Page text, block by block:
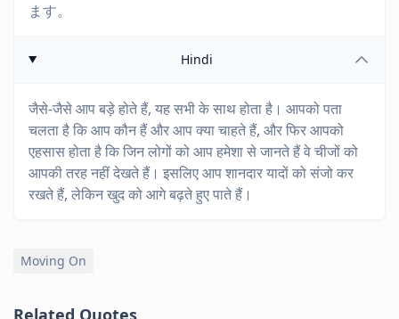
ます。
Hindi
जैसे-जैसे आप बड़े होते हैं, यह सभी के साथ होता है। आपको पता
चलता है कि आप कौन हैं और आप क्या चाहते हैं, और फिर आपको
एहसास होता है कि जिन लोगों को आप हमेशा से जानते हैं वे चीजों को
आपकी तरह नहीं देखते हैं। इसलिए आप शानदार यादों को संजो कर
रखते हैं, लेकिन खुद को आगे बढ़ते हुए पाते हैं।
Moving On
Related Quotes